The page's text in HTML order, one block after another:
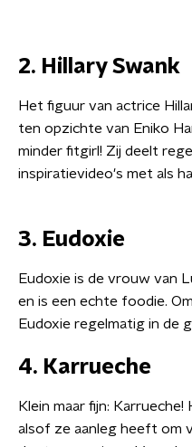
2. Hillary Swank
Het figuur van actrice
ten opzichte van Eniko
minder fitgirl! Zij deelt
inspiratievideo's met als
3. Eudoxie
Eudoxie is de vrouw van
en is een echte foodie.
Eudoxie regelmatig in de
4. Karrueche
Klein maar fijn:
alsof ze aanleg heeft om